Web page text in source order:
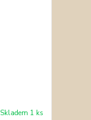
Skladem 1 ks